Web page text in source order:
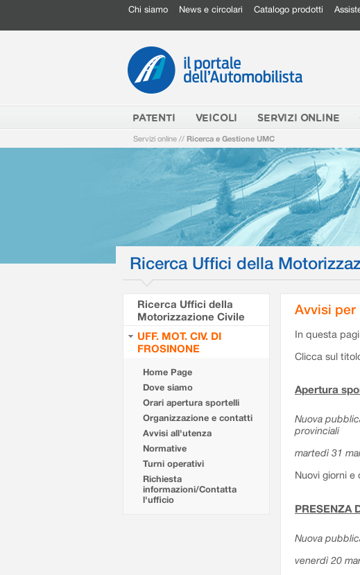
Chi siamo News e circolari Catalogo prodotti
PATENTI VEICOLI SERVIZI ONLINE
Servizi online // Ricerca e Gestione UMC
Ricerca Uffici della
Ricerca Uffici della
Motorizzazione Civile
UFF. MOT. CIV. DI
FROSINONE
Home Page
Dove siamo
Orari apertura sportelli
Organizzazione e contatti
Avvisi all'utenza
Normative
Turni operativi
Richiesta
informazioni/Contatta
l'ufficio
Avvisi per
In questa
Clicca sul
Apertura
Nuova
provinciali
martedì 31
Nuovi giorni
PRESENZA
Nuova
venerdì 20